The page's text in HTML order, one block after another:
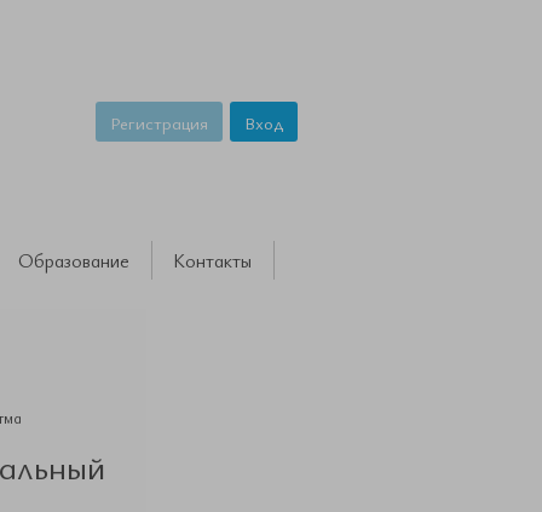
Регистрация Вход
Образование Контакты